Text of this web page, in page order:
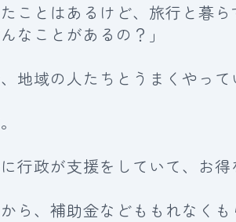
ことはあるけど、旅行と暮
なことがあるの？」
地域の人たちとうまくやっ
行政が支援をしていて、お
ら、補助金などももれなくも